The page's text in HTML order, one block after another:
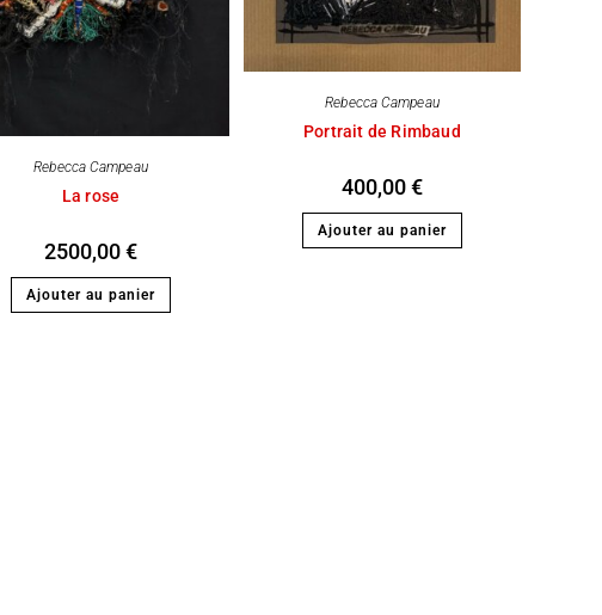
Rebecca Campeau
La rose
2500,00€
Ajouter au panier
Rebecca Campeau
Portrait de Rimbaud
400,00€
Ajouter au panier